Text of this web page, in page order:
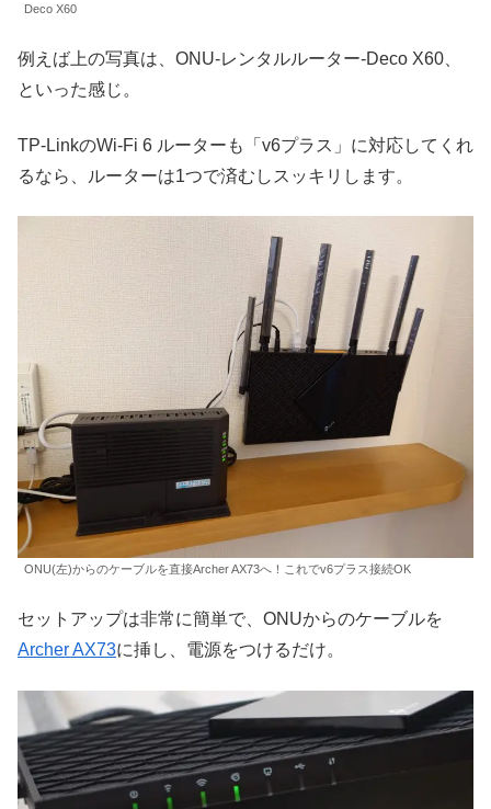
Deco X60
例えば上の写真は、ONU-レンタルルーター-Deco X60、
といった感じ。
TP-LinkのWi-Fi 6 ルーターも「v6プラス」に対応してくれ
るなら、ルーターは1つで済むしスッキリします。
ONU(左)からのケーブルを直接Archer AX73へ！これでv6プラス接続OK
セットアップは非常に簡単で、ONUからのケーブルを
Archer AX73に挿し、電源をつけるだけ。